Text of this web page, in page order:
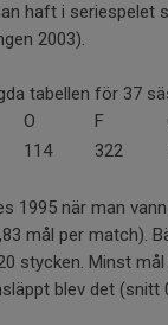
haft i seriespelet
2003).
tabellen för 37
O F
114 322
1995 när man
mål per match).
stycken. Minst
blev det (snitt